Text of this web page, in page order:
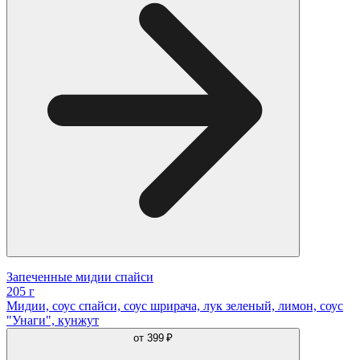
Запеченные мидии спайси
205 г
Мидии, соус спайси, соус шрирача, лук зеленый, лимон, соус
"Унаги", кунжут
от 399 ₽